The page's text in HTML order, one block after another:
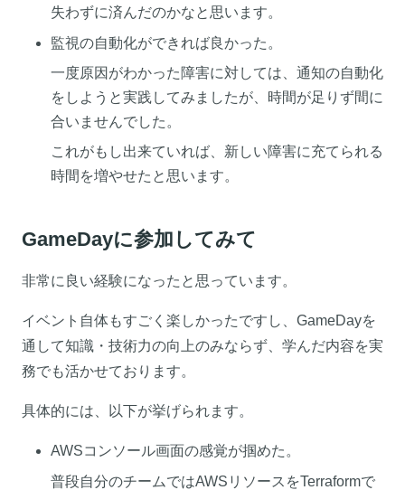
失わずに済んだのかなと思います。
監視の自動化ができれば良かった。
一度原因がわかった障害に対しては、通知の自動化
をしようと実践してみましたが、時間が足りず間に
合いませんでした。
これがもし出来ていれば、新しい障害に充てられる
時間を増やせたと思います。
GameDayに参加してみて
非常に良い経験になったと思っています。
イベント自体もすごく楽しかったですし、GameDayを
通して知識・技術力の向上のみならず、学んだ内容を実
務でも活かせております。
具体的には、以下が挙げられます。
AWSコンソール画面の感覚が掴めた。
普段自分のチームではAWSリソースをTerraformで